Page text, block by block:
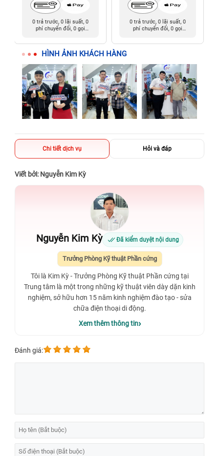
0 trả trước, 0 lãi suất, 0
phí chuyển đổi, 0 gọi
0 trả trước, 0 lãi suất, 0
phí chuyển đổi, 0 gọi
HÌNH ẢNH KHÁCH HÀNG
Chi tiết dịch vụ Hỏi và đáp
Viết bởi: Nguyễn Kim Kỳ
Nguyễn Kim Kỳ Đã kiểm duyệt nội dung
Trưởng Phòng Kỹ thuật Phần cứng
Tôi là Kim Kỳ - Trưởng Phòng Kỹ thuật Phần cứng tại
Trung tâm là một trong những kỹ thuật viên dày dặn kinh
nghiệm, sở hữu hơn 15 năm kinh nghiệm đào tạo - sửa
chữa điện thoại di động.
Xem thêm thông tin
Đánh giá: